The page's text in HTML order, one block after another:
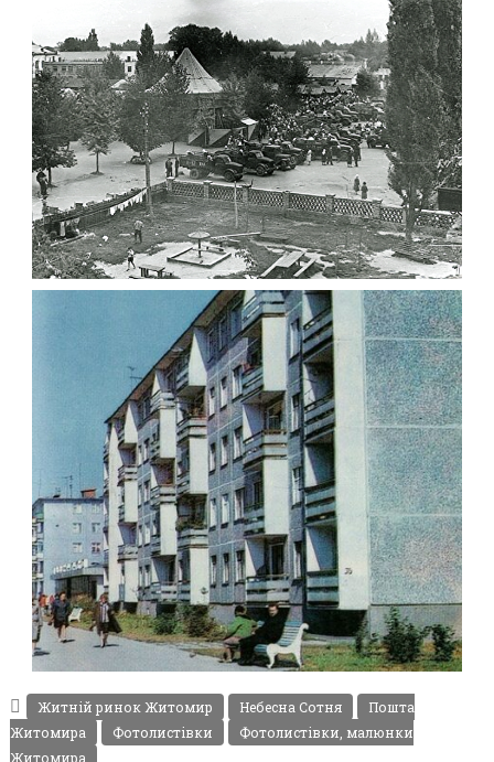
Фото Житомир (1980-
1990)
Leave a comment
ЖИТНІЙ РИНОК ЖИТОМИР 1967
Фото Житомир (1960-
1970)
Leave a comment
РЕТРО ФОТО ЖИТОМИРА 1982 ВУЛ.
ЛЬВІВСЬКА – НЕБЕСНОЇ СОТНІ
Фото Житомир (1980-
Leave a comment
Житній ринок Житомир Небесна Сотня
Пошта
Житомира
Фотолистівки
Фотолистівки, малюнки
Житомира